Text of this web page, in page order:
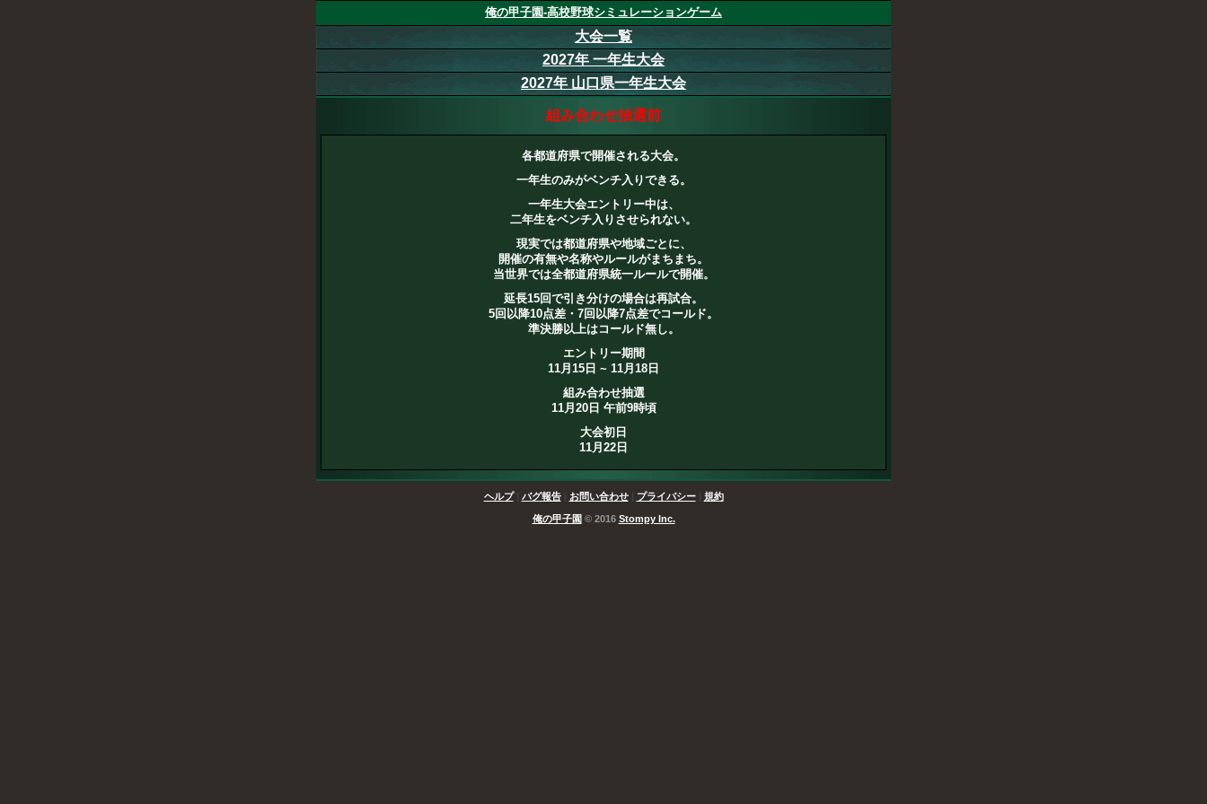
俺の甲子園-高校野球シミュレーションゲーム
大会一覧
2027年 一年生大会
2027年 山口県一年生大会
組み合わせ抽選前
各都道府県で開催される大会。
一年生のみがベンチ入りできる。
一年生大会エントリー中は、
二年生をベンチ入りさせられない。
現実では都道府県や地域ごとに、
開催の有無や名称やルールがまちまち。
当世界では全都道府県統一ルールで開催。
延長15回で引き分けの場合は再試合。
5回以降10点差・7回以降7点差でコールド。
準決勝以上はコールド無し。
エントリー期間
11月15日 ~ 11月18日
組み合わせ抽選
11月20日 午前9時頃
大会初日
11月22日
ヘルプ| バグ報告| お問い合わせ| プライバシー| 規約
俺の甲子園 © 2016 Stompy Inc.